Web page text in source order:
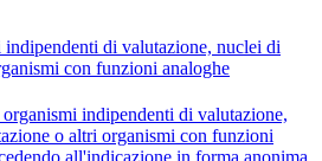
di valutazione, nuclei di
con funzioni analoghe
indipendenti di valutazione,
o altri organismi con funzioni